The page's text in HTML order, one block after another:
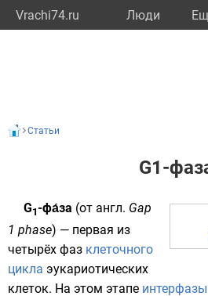
Vrachi74.ru Люди
Статьи
G1-
G1-фа́за (от англ. Gap
1 phase) — первая из
четырёх фаз клеточного
цикла эукариотических
клеток. На этом этапе интерфазы